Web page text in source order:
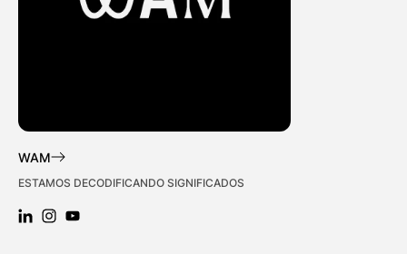
WAM
ESTAMOS DECODIFICANDO SIGNIFICADOS
LINKEDIN: WAM
INSTAGRAM: WAM
YOUTUBE: WAM